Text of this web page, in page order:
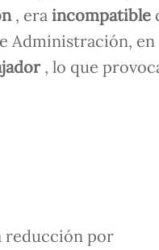
, era incompatible
Administración, en
, lo que
reducción por